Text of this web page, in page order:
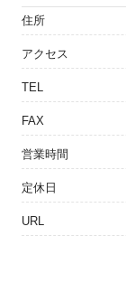
住所
アクセス
TEL
FAX
営業時間
定休日
URL